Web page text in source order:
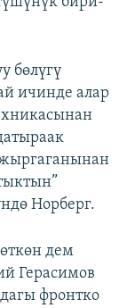
бөлүгү
ичинде алар
Норберг.
дем
Герасимов
фронтко